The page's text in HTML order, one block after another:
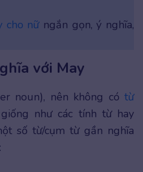
cho nữngắn gọn, ý nghĩa,
với May
noun), nên không có từ
như các tính từ hay
số từ/cụm từ gần nghĩa